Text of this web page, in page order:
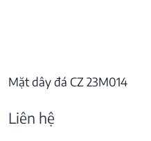
Mặt dây đá CZ 23M014
Liên hệ